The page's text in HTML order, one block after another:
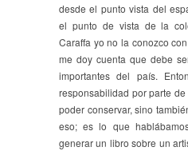
desde el punto vista del
el punto de vista de la
Caraffa yo no la conozco
me doy cuenta que debe
importantes del país.
responsabilidad por parte
poder conservar, sino
eso; es lo que
generar un libro sobre un